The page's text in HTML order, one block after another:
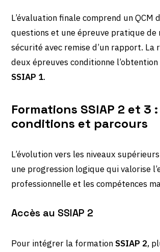
L’évaluation finale comprend un QCM
questions et une épreuve pratique de
sécurité avec remise d’un rapport. La
deux épreuves conditionne
SSIAP 1.
Formations SSIAP 2 et 3 :
conditions et parcours
L’évolution vers les niveaux
une progression logique qui valorise
professionnelle et les compétences
Accès au SSIAP 2
Pour intégrer la formationSSIAP 2,